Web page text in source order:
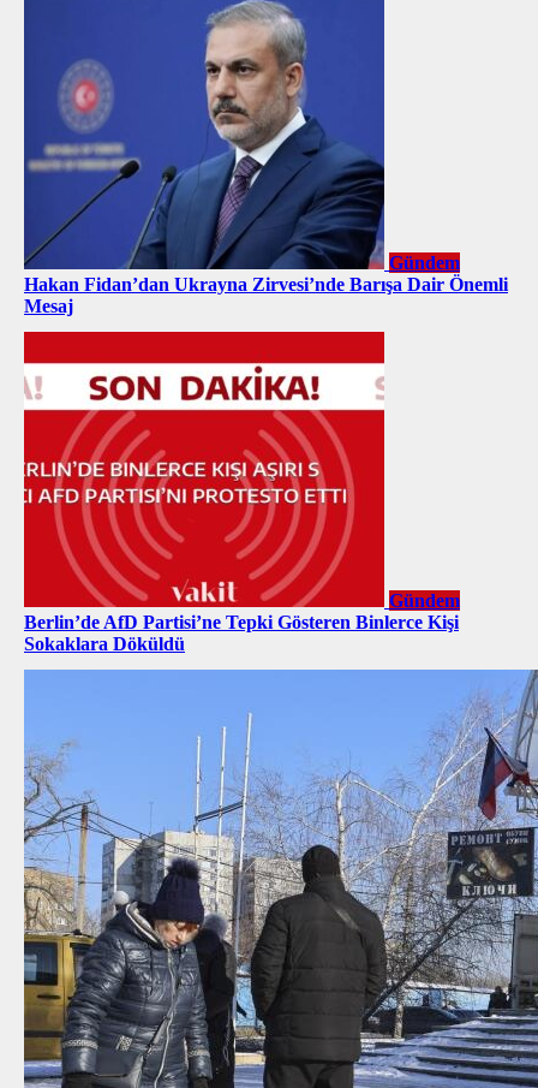
Gündem
Hakan Fidan’dan Ukrayna Zirvesi’nde Barışa Dair Önemli
Mesaj
Gündem
Berlin’de AfD Partisi’ne Tepki Gösteren Binlerce Kişi
Sokaklara Döküldü